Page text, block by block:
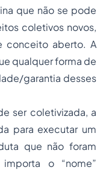
que não se pode
coletivos novos,
conceito aberto. A
qualquer forma de
garantia desses
ser coletivizada, a
para executar um
que não foram
o “nome”